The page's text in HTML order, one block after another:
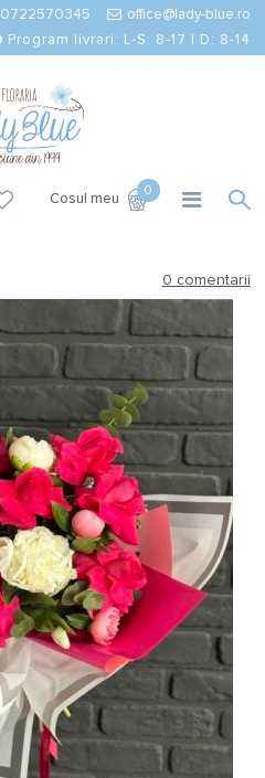
0722570345
office@lady-blue.ro
Program livrari: L-S: 8-17 | D: 8-14
Cosul meu
0
0 comentarii